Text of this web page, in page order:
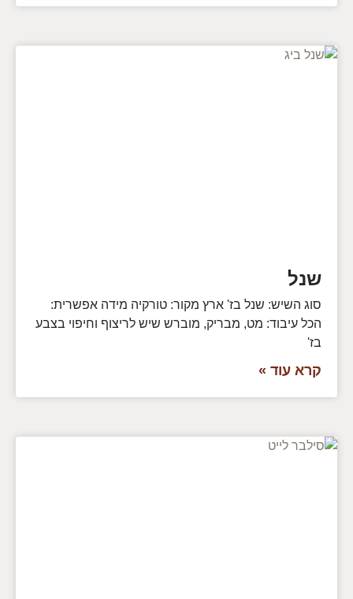
שנל
סוג השיש: שנל בז' ארץ מקור: טורקיה מידה אפשרית:
הכל עיבוד: מט, מבריק, מוברש שיש לריצוף וחיפוי בצבע
בז'
קרא עוד »